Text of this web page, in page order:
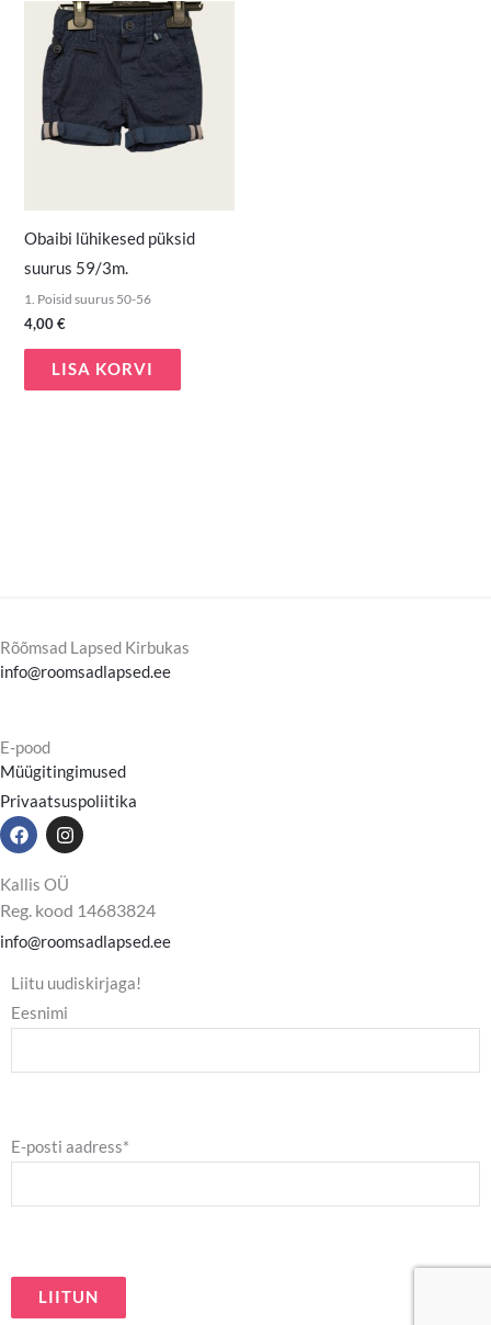
Obaibi lühikesed püksid
suurus 59/3m.
1. Poisid suurus 50-56
4,00€
LISA KORVI
Rõõmsad Lapsed Kirbukas
info@roomsadlapsed.ee
E-pood
Müügitingimused
Privaatsuspoliitika
F
a
e
o
o
k
I
n
t
a
g
r
a
m
Kallis OÜ
Reg. kood 14683824
info@roomsadlapsed.ee
Liitu uudiskirjaga!
Eesnimi
E-posti aadress*